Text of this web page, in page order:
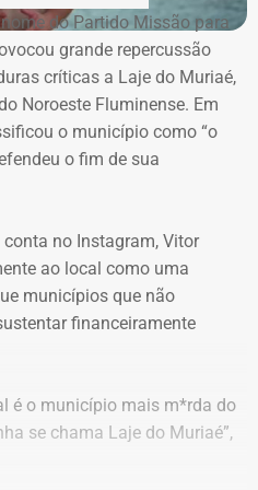
as medidas
Borges acompanhou
e indeferiu a liminar.
à administração municipal
assuntos submetidos
em um Estado
postagens nem risco
das provas.
de que teria havido
das provas. Segundo o
indícios ou evidências
possibilidade. Ele
de que o sigilo das
Alessandro Carracena, na
defesa de Carracena, o
pedidos de outros
O ministro defendeu
do policial militar Flávio
continue detido em
do Partido Missão para
grande repercussão
críticas a Laje do Muriaé,
Noroeste Fluminense. Em
o município como “o
o fim de sua
no Instagram, Vitor
ao local como uma
municípios que não
financeiramente
é o município mais m*rda do
se chama Laje do Muriaé”,